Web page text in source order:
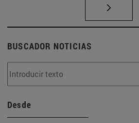
BUSCADOR NOTICIAS
Desde